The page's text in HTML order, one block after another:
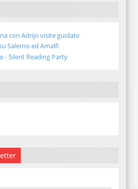
con Adrijo visite guidate
Salerno ed Amalfi
- Silent Reading Party